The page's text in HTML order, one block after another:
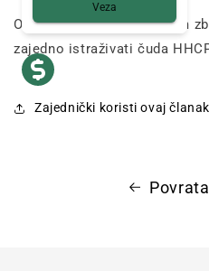
Ostanimo u toku s pravnim
zajedno istraživati ​​čuda
Zajednički koristi ovaj članak
Veza